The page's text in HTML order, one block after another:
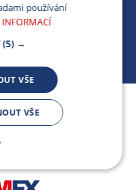
a členem Asociace
energií.
17:00
používání
INFORMACÍ
(5) →
VŠE
VŠE
Výkonnostní